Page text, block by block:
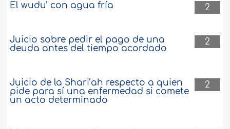
2
El wudu’ con agua fría
2
Juicio sobre pedir el pago de una
deuda antes del tiempo acordado
2
Juicio de la Shari’ah respecto a quien
pide para sí una enfermedad si comete
un acto determinado